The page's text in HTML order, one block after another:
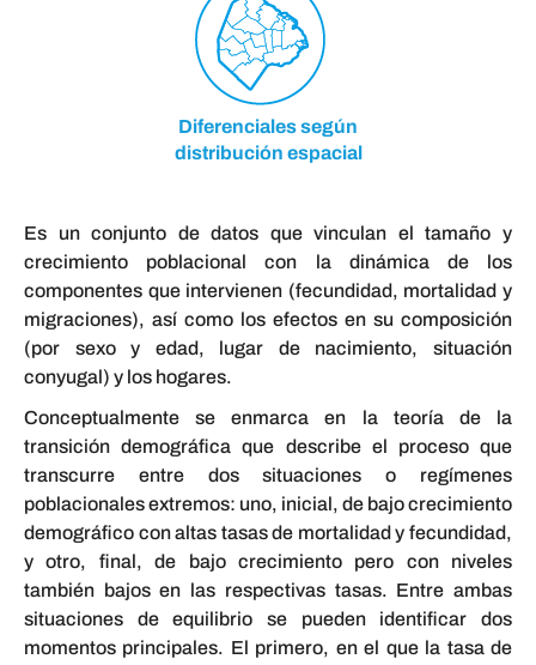
Diferenciales según
distribución espacial
Es un conjunto de datos que vinculan el tamaño y
crecimiento poblacional con la dinámica de los
componentes que intervienen (fecundidad, mortalidad y
migraciones), así como los efectos en su composición
(por sexo y edad, lugar de nacimiento, situación
conyugal) y los hogares.
Conceptualmente se enmarca en la teoría de la
transición demográfica que describe el proceso que
transcurre entre dos situaciones o regímenes
poblacionales extremos: uno, inicial, de bajo crecimiento
demográfico con altas tasas de mortalidad y fecundidad,
y otro, final, de bajo crecimiento pero con niveles
también bajos en las respectivas tasas. Entre ambas
situaciones de equilibrio se pueden identificar dos
momentos principales. El primero, en el que la tasa de